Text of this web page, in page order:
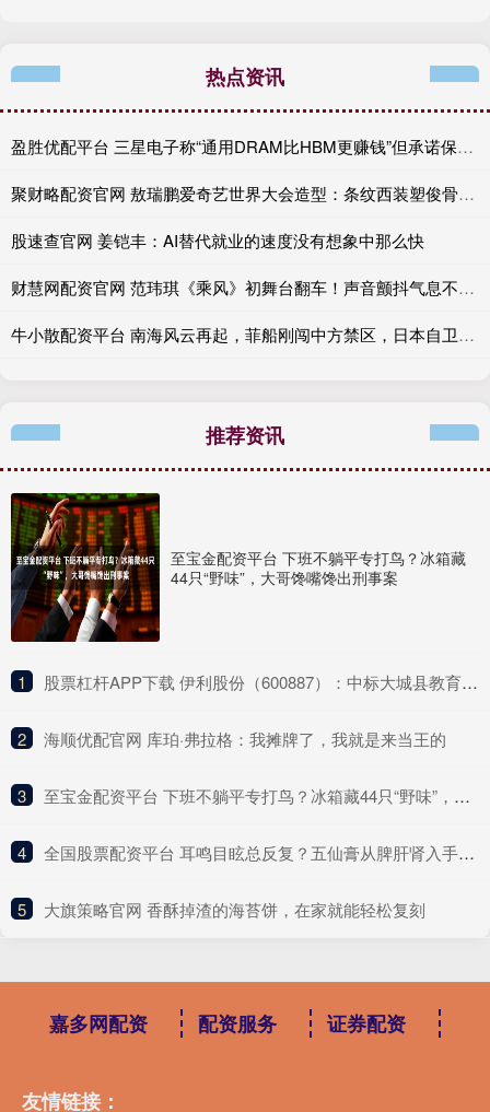
热点资讯
盈胜优配平台 三星电子称“通用DRAM比HBM更赚钱”但承诺保持均衡生产
聚财略配资官网 敖瑞鹏爱奇艺世界大会造型：条纹西装塑俊骨，意式格调显绅风
股速查官网 姜铠丰：AI替代就业的速度没有想象中那么快
财慧网配资官网 范玮琪《乘风》初舞台翻车！声音颤抖气息不稳遭群嘲，五年空白期成致命伤？
牛小散配资平台 南海风云再起，菲船刚闯中方禁区，日本自卫队就要登陆菲？还有23国介入
推荐资讯
至宝金配资平台 下班不躺平专打鸟？冰箱藏
44只“野味”，大哥馋嘴馋出刑事案
1 ​股票杠杆APP下载 伊利股份（600887）：中标大城县教育和体育局采购项目，中标金额为307.02万元
2 ​海顺优配官网 库珀·弗拉格：我摊牌了，我就是来当王的
3 ​至宝金配资平台 下班不躺平专打鸟？冰箱藏44只“野味”，大哥馋嘴馋出刑事案
4 ​全国股票配资平台 耳鸣目眩总反复？五仙膏从脾肝肾入手，帮你告别困扰
5 ​大旗策略官网 香酥掉渣的海苔饼，在家就能轻松复刻
嘉多网配资 配资服务 证券配资
友情链接：